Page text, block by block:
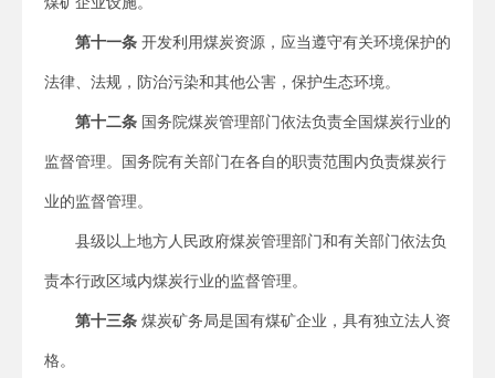
第十一条 开发利用煤炭资源，应当遵守有关环境保护的
法律、法规，防治污染和其他公害，保护生态环境。
第十二条 国务院煤炭管理部门依法负责全国煤炭行业的
监督管理。国务院有关部门在各自的职责范围内负责煤炭行
业的监督管理。
县级以上地方人民政府煤炭管理部门和有关部门依法负
责本行政区域内煤炭行业的监督管理。
第十三条 煤炭矿务局是国有煤矿企业，具有独立法人资
格。